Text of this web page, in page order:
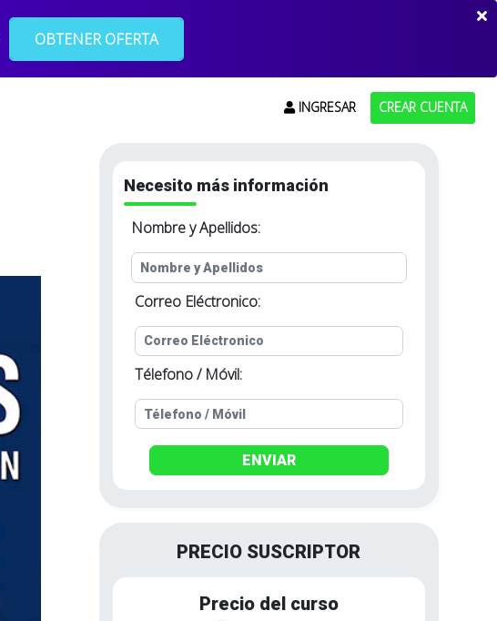
OBTENER OFERTA
INGRESAR CREAR CUENTA
Necesito más información
Nombre y Apellidos:
Correo Eléctronico:
Télefono / Móvil:
ENVIAR
PRECIO SUSCRIPTOR
Precio del curso